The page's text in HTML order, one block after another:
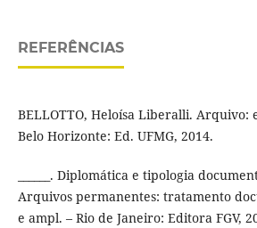
REFERÊNCIAS
BELLOTTO, Heloísa Liberalli. Arquivo:
Belo Horizonte: Ed. UFMG, 2014.
______. Diplomática e tipologia
Arquivos permanentes: tratamento
e ampl. – Rio de Janeiro: Editora FGV,